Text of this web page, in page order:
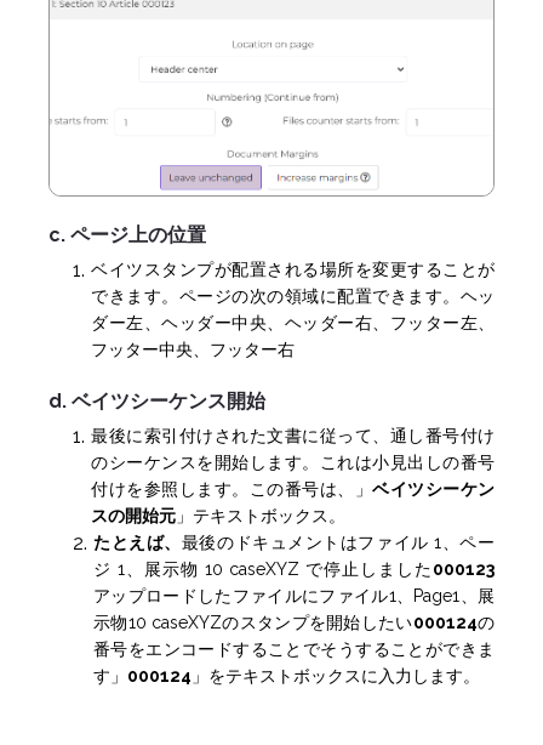
c. ページ上の位置
ベイツスタンプが配置される場所を変更することが
できます。ページの次の領域に配置できます。ヘッ
ダー左、ヘッダー中央、ヘッダー右、フッター左、
フッター中央、フッター右
d. ベイツシーケンス開始
最後に索引付けされた文書に従って、通し番号付け
のシーケンスを開始します。これは小見出しの番号
付けを参照します。この番号は、」 ベイツシーケン
スの開始元 」テキストボックス。
たとえば、 最後のドキュメントはファイル 1、ペー
ジ 1、展示物 10 caseXYZ で停止しました000123
アップロードしたファイルにファイル1、Page1、展
示物10 caseXYZのスタンプを開始したい000124の
番号をエンコードすることでそうすることができま
す」 000124 」をテキストボックスに入力します。